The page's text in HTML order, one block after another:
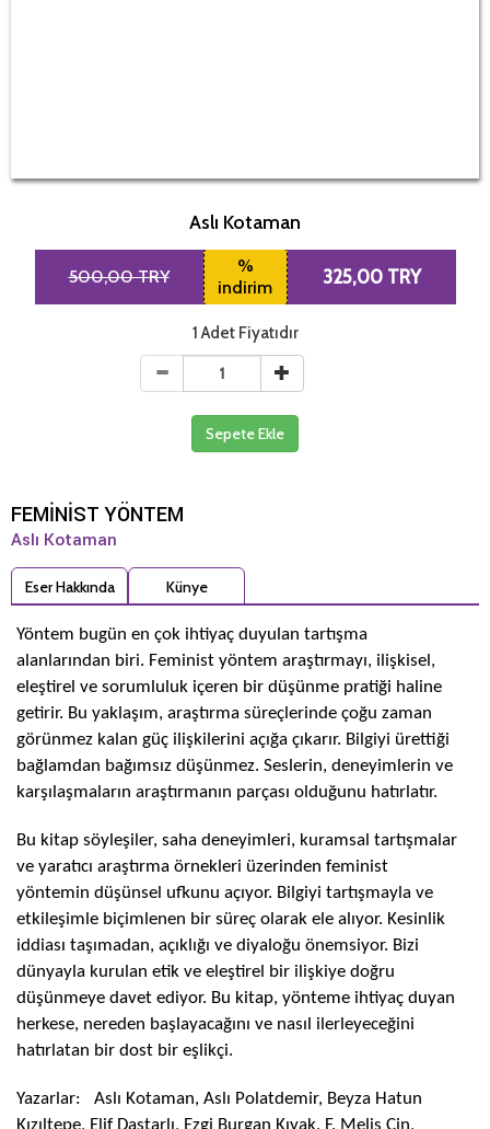
Aslı Kotaman
500,00 TRY
%
indirim
325,00 TRY
1 Adet Fiyatıdır
Sepete Ekle
FEMİNİST YÖNTEM
Aslı Kotaman
Eser Hakkında Künye
Yöntem bugün en çok ihtiyaç duyulan tartışma
alanlarından biri. Feminist yöntem araştırmayı, ilişkisel,
eleştirel ve sorumluluk içeren bir düşünme pratiği haline
getirir. Bu yaklaşım, araştırma süreçlerinde çoğu zaman
görünmez kalan güç ilişkilerini açığa çıkarır. Bilgiyi ürettiği
bağlamdan bağımsız düşünmez. Seslerin, deneyimlerin ve
karşılaşmaların araştırmanın parçası olduğunu hatırlatır.
Bu kitap söyleşiler, saha deneyimleri, kuramsal tartışmalar
ve yaratıcı araştırma örnekleri üzerinden feminist
yöntemin düşünsel ufkunu açıyor. Bilgiyi tartışmayla ve
etkileşimle biçimlenen bir süreç olarak ele alıyor. Kesinlik
iddiası taşımadan, açıklığı ve diyaloğu önemsiyor. Bizi
dünyayla kurulan etik ve eleştirel bir ilişkiye doğru
düşünmeye davet ediyor. Bu kitap, yönteme ihtiyaç duyan
herkese, nereden başlayacağını ve nasıl ilerleyeceğini
hatırlatan bir dost bir eşlikçi.
Yazarlar: Aslı Kotaman, Aslı Polatdemir, Beyza Hatun
Kızıltepe, Elif Dastarlı, Ezgi Burgan Kıyak, F. Melis Cin,